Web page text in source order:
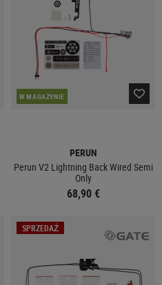
W MAGAZYNIE
PERUN
Perun V2 Lightning Back Wired Semi
Only
68,90 €
SPRZEDAŻ